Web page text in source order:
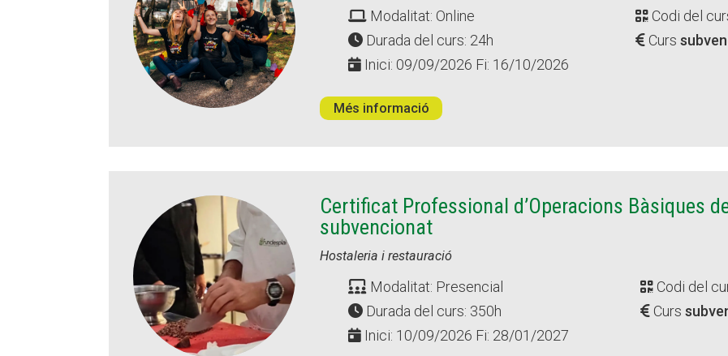
Modalitat: Online
Codi del
Durada del curs: 24h
Curs
Inici: 09/09/2026 Fi: 16/10/2026
Més informació
Certificat Professional d’Operacions Bàsiques
subvencionat
Hostaleria i restauració
Modalitat: Presencial
Codi del
Durada del curs: 350h
Curs
Inici: 10/09/2026 Fi: 28/01/2027